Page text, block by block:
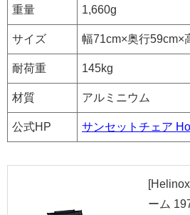
重量 1,660g
サイズ 幅71cm×奥行59cm×
耐荷重 145kg
材質 アルミニウム
公式HP サンセットチェア
ーム